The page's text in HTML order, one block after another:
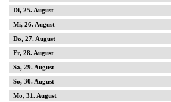
25
26
27
28
29
30
31